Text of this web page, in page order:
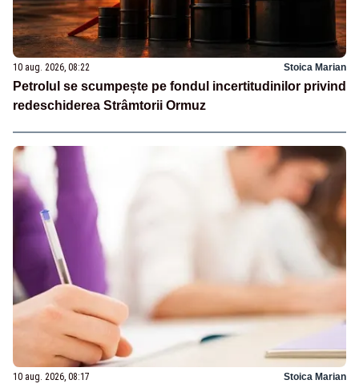
10 aug. 2026, 08:22 Stoica Marian
Petrolul se scumpește pe fondul incertitudinilor privind
redeschiderea Strâmtorii Ormuz
10 aug. 2026, 08:17 Stoica Marian